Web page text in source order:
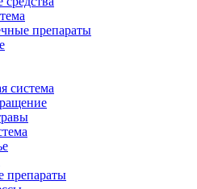
препараты
система
препараты